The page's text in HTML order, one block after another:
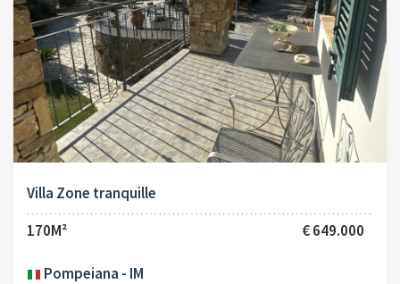
Villa Zone tranquille
170M²
€ 649.000
Pompeiana - IM